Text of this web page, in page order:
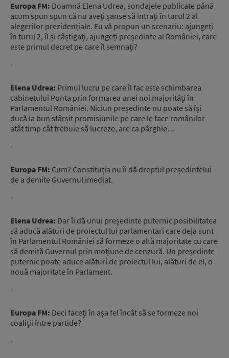
Europa FM: Doamnă Elena Udrea, sondajele publicate până
acum spun spun că nu aveți șanse să intrați în turul 2 al
alegerilor prezidențiale. Eu vă propun un scenariu: ajungeți
în turul 2, îl și câștigați, ajungeți președinte al României, care
este primul decret pe care îl semnați?
‘
Elena Udrea: Primul lucru pe care îl fac este schimbarea
cabinetului Ponta prin formarea unei noi majorități în
Parlamentul României. Niciun președinte nu poate să își
ducă la bun sfârșit promisiunile pe care le face românilor
atât timp cât trebuie să lucreze, are ca pârghie…
‘
Europa FM: Cum? Constituția nu îi dă dreptul președintelui
de a demite Guvernul imediat.
‘
Elena Udrea: Dar îi dă unui președinte puternic posibilitatea
să aducă alături de proiectul lui parlamentari care deja sunt
în Parlamentul României să formeze o altă majoritate cu care
să demită Guvernul prin moțiune de cenzură. Un președinte
puternic poate aduce alături de proiectul lui, alături de el, o
nouă majoritate în Parlament.
‘
Europa FM: Deci faceți în așa fel încât să se formeze noi
coaliții între partide?
‘